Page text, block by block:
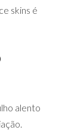
skins é
alento